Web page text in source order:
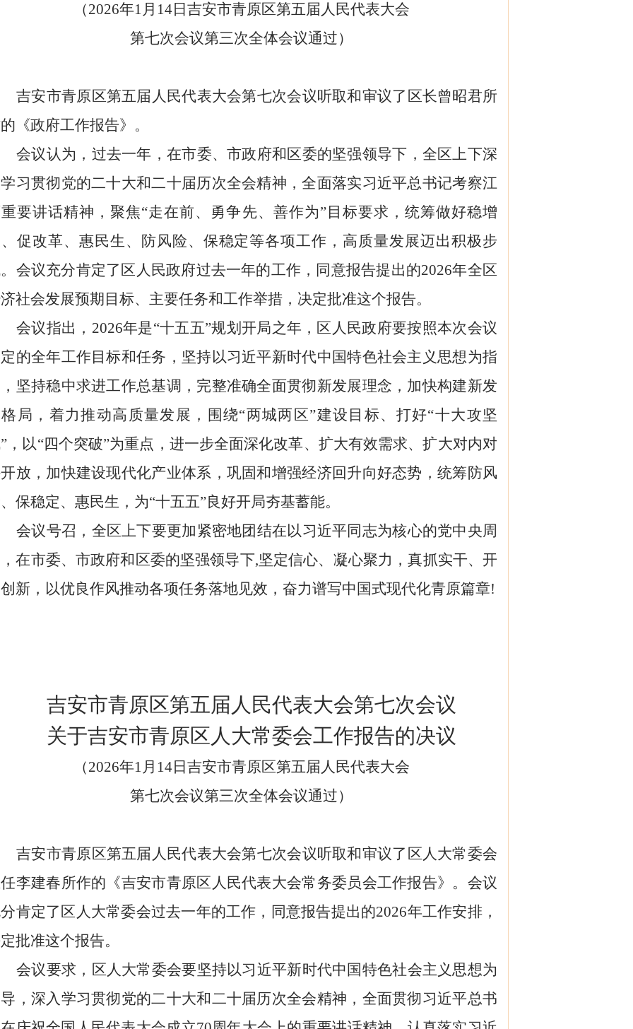
（2026年1月 14日吉安市青原区第五届人民代表大会
第七次会议第三次全体会议通过）
吉安市青原区第五届人民代表大会第七次会议听取和审议了 区长曾昭君所
《政府工作报告》。
会议认为，过去一年，在市委、市政府和 区委的坚强领导下，全区上下深
习贯彻党的二十大和二十届历次全会精神，全面落实习近平总书记考察江
要讲话精神，聚焦“走在前、勇争先、善作为”目标要求，统筹做好稳增
促改革、惠民生、防风险、保稳定等各项工作，高质量发展迈出积极步
会议充分肯定了 区 人民政府过去一年的工作，同意报告提出的2026年全区
社会发展预期目标、主要任务和工作举措，决定批准这个报告。
会议指出， 2026年是“十五五”规划 开局之年 ， 区 人民政府要按照本次会议
的全年工作目标和任务，坚持以习近平新时代中国特色社会主义思想为指
坚持稳中求进工作总基调，完整准确全面贯彻新发展理念，加快构建新发
局，着力推动高质量发展， 围绕“两城两区”建设目标、打好“十大攻坚
， 以“四个突破”为重点， 进一步全面深化改革、扩大有效需求、扩大对内对
放 ， 加快建设现代化产业体系，巩固和增强经济回升向好态势，统筹防风
保稳定、惠民生 ， 为“十五五”良好开局夯基蓄能。
会议号召，全区上下要更加紧密地团结在以习近平同志为核心的党中央周
，在市委、 市政府和 区委的坚强领导下,坚定信心、 凝心聚力 ，真抓实干、开
新， 以优良作风推动各项任务落地见效，奋力谱写中国式现代化青原篇章!
吉安市青原区第五届人民代表大会第七次会议
关于吉安市青原区人大常委会工作报告的决议
（2026年1月 14日吉安市青原区第五届人民代表大会
第七次会议第三次全体会议通过）
吉安市青原区第五届人民代表大会第七次会议听取和审议了 区人大常委会
李建春所作的《吉安市青原区 人民代表大会常务委员会工作报告》。会议
肯定了 区 人大常委会过去一年的工作，同意报告提出的2026年工作安排，
批准这个报告。
会议要求， 区人大常委会要坚持以习近平新时代中国特色社会主义思想为
，深入学习贯彻党的二十大和二十届历次全会精神，全面贯彻习近平总书